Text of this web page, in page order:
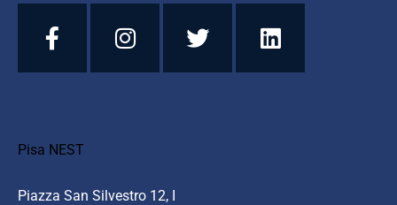
Pisa NEST
Piazza San Silvestro 12, I